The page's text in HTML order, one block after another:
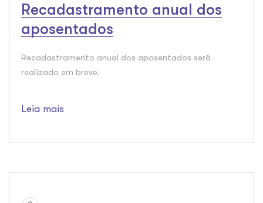
Recadastramento anual dos
aposentados
Recadastramento anual dos aposentados será
realizado em breve.
Leia mais